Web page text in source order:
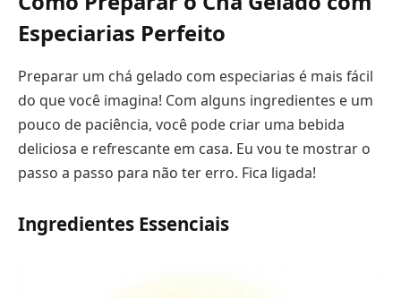
Especiarias Perfeito
Preparar um chá gelado com especiarias é mais fácil
do que você imagina! Com alguns ingredientes e um
pouco de paciência, você pode criar uma bebida
deliciosa e refrescante em casa. Eu vou te mostrar o
passo a passo para não ter erro. Fica ligada!
Ingredientes Essenciais